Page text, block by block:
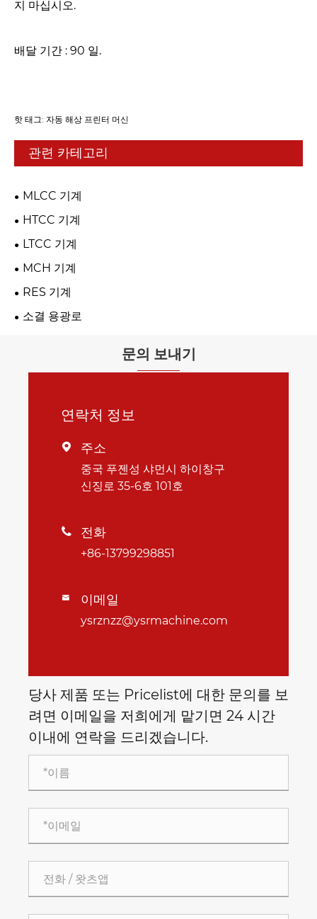
지 마십시오.
배달 기간 : 90 일.
핫 태그: 자동 해상 프린터 머신
관련 카테고리
MLCC 기계
HTCC 기계
LTCC 기계
MCH 기계
RES 기계
소결 용광로
문의 보내기
연락처 정보
 주소
중국 푸젠성 샤먼시 하이창구
신징로 35-6호 101호
 전화
+86-13799298851
 이메일
ysrznzz@ysrmachine.com
당사 제품 또는 Pricelist에 대한 문의를 보
려면 이메일을 저희에게 맡기면 24 시간
이내에 연락을 드리겠습니다.